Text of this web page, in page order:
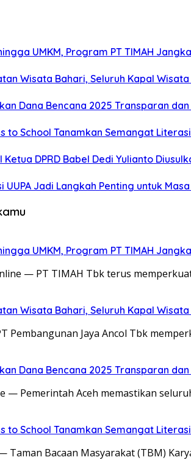
UMKM, Program PT TIMAH
Wisata Bahari, Seluruh Kapal
Dana Bencana 2025 Transparan
to School Tanamkan Semangat
DPRD Babel Dedi Yulianto
UUPA Jadi Langkah Penting untuk
UMKM, Program PT TIMAH
— PT TIMAH Tbk terus
Wisata Bahari, Seluruh Kapal
Pembangunan Jaya Ancol Tbk
Dana Bencana 2025 Transparan
— Pemerintah Aceh memastikan
to School Tanamkan Semangat
Taman Bacaan Masyarakat (TBM)